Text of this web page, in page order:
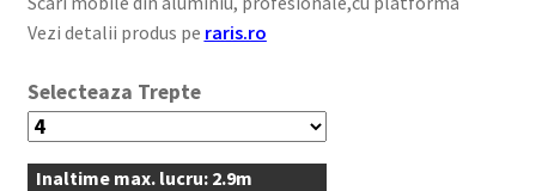
Vezi detalii produs pe raris.ro
Trepte
Inaltime max. lucru: 2.9m